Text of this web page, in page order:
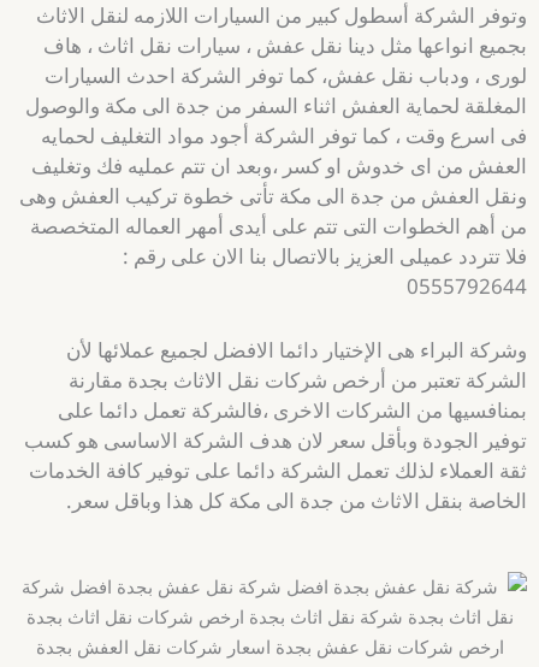
وتوفر الشركة أسطول كبير من السيارات اللازمه لنقل الاثاث
بجميع انواعها مثل دينا نقل عفش ، سيارات نقل اثاث ، هاف
لورى ، ودباب نقل عفش، كما توفر الشركة احدث السيارات
المغلقة لحماية العفش اثناء السفر من جدة الى مكة والوصول
فى اسرع وقت ، كما توفر الشركة أجود مواد التغليف لحمايه
العفش من اى خدوش او كسر ،وبعد ان تتم عمليه فك وتغليف
ونقل العفش من جدة الى مكة تأتى خطوة تركيب العفش وهى
من أهم الخطوات التى تتم على أيدى أمهر العماله المتخصصة
فلا تتردد عميلى العزيز بالاتصال بنا الان على رقم :
0555792644
وشركة البراء هى الإختيار دائما الافضل لجميع عملائها لأن
الشركة تعتبر من أرخص شركات نقل الاثاث بجدة مقارنة
بمنافسيها من الشركات الاخرى ،فالشركة تعمل دائما على
توفير الجودة وبأقل سعر لان هدف الشركة الاساسى هو كسب
ثقة العملاء لذلك تعمل الشركة دائما على توفير كافة الخدمات
الخاصة بنقل الاثاث من جدة الى مكة كل هذا وباقل سعر.